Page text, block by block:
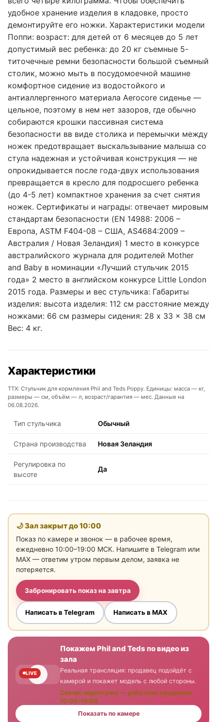
удобное хранение изделия в кладовке, просто
демонтируйте его ножки. Характеристики модели
Поппи: возраст: для детей от 6 месяцев до 5 лет
допустимый вес ребенка: до 20 кг съемные 5-
титочечные ремни безопасности большой съемный
столик, можно мыть в посудомоечной машине
комфортное сидение из водостойкого и
антиаллергенного материала Aerocore сиденье —
цельное, поэтому в нем нет зазоров, где обычно
собираются крошки пассивная система
безопасности вв виде столика и перемычки между
ножек предотвращает выскальзывание малыша со
стула надежная и устойчивая конструкция — не
опрокидывается после года-двух использования
превращается в кресло для подросшего ребенка
(до 4-5 лет) компактное хранения за счет снятия
ножек. Сертификаты и награды: отвечает мировым
стандартам безопасности (EN 14988: 2006 –
Европа, ASTM F404-08 – США, AS4684:2009 –
Австралия / Новая Зеландия) 1 место в конкурсе
австралийского журнала для родителей Mother
and Baby в номинации «Лучший стульчик 2015
года» 2 место в английском конкурсе Little London
2015 года. Размеры и вес стульчика: Габариты
изделия: высота изделия: 112 см расстояние между
ножками: 66 см размеры сидения: 28 x 33 x 38 см
Вес: 4 кг.
Характеристики
ТТХ: Стульчик для кормления Phil and Teds Poppy. Единицы: масса — кг,
размеры — см, объём — л, возраст/гарантия — мес. Данные на
06.08.2026.
Тип стульчика Обычный
Страна производства Новая Зеландия
Регулировка по
высоте
Да
🌙 Зал закрыт до10:00
Показ по камере и звонок — в рабочее время,
ежедневно 10:00–19:00 МСК. Напишите в Telegram или
MAX — ответим утром первым делом, заявка не
потеряется.
Забронировать показ на завтра
Написать в Telegram Написать в MAX
LIVE
Покажем Phil and Teds по видео из
зала
Реальная трансляция: продавец подойдёт с
камерой и покажет модель с любой стороны.
Сейчас недоступно — работаем ежедневно
10:00–19:00
Показать по камере